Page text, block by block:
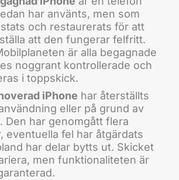
har använts, men som
och restaurerats för att
att den fungerar felfritt.
är alla begagnade
noggrant kontrollerade och
i toppskick.
iPhone har återställts
eller på grund av
Den har genomgått flera
eventuella fel har åtgärdats
har delar bytts ut. Skicket
men funktionaliteten är